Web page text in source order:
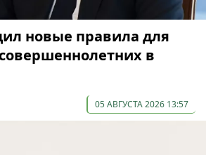
новые правила для
в
05 АВГУСТА 2026 13:57